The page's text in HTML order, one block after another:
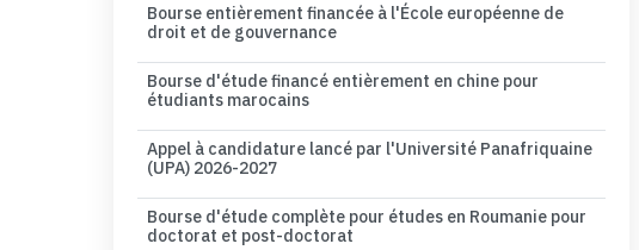
Bourse entièrement financée à l'École européenne de
droit et de gouvernance
Bourse d'étude financé entièrement en chine pour
étudiants marocains
Appel à candidature lancé par l'Université Panafriquaine
(UPA) 2026-2027
Bourse d'étude complète pour études en Roumanie pour
doctorat et post-doctorat